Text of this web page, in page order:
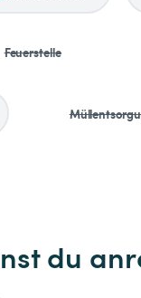
Feuerstelle
du